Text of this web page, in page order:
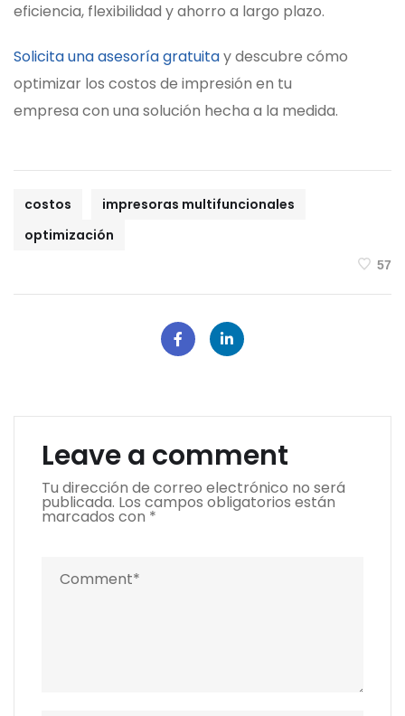
eficiencia, flexibilidad y ahorro a largo plazo.
Solicita una asesoría gratuitay descubre cómo
optimizar los costos de impresión en tu
empresa con una solución hecha a la medida.
costos
impresoras multifuncionales
optimización
57
Leave a comment
Tu dirección de correo electrónico no será
publicada. Los campos obligatorios están
marcados con *